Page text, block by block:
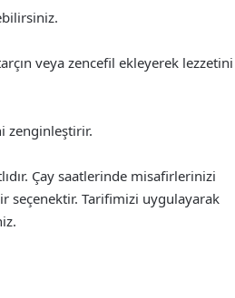
veya zencefil ekleyerek lezzetini
zenginleştirir.
Çay saatlerinde misafirlerinizi
seçenektir. Tarifimizi uygulayarak